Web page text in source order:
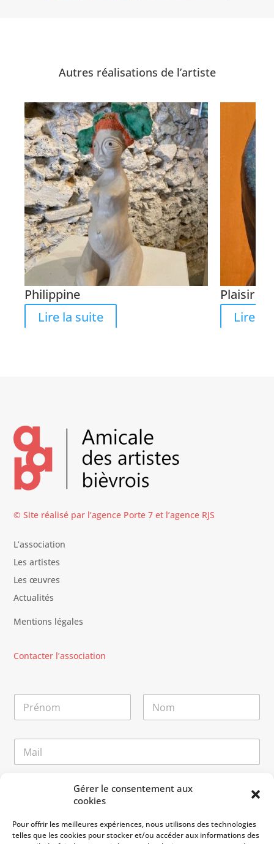
Gérer le consentement aux
cookies
Pour offrir les meilleures expériences, nous utilisons des technologies
telles que les cookies pour stocker et/ou accéder aux informations des
Autres réalisations de l’artiste
Philippine
Lire la suite
Plaisir
Lire la
© Site réalisé par l’agence Porte 7 et l’agence RJS
L’association
Les artistes
Les œuvres
Actualités
Mentions légales
Contacter l’association
N
m
E
m
s
s
s
a